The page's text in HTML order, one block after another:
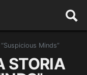
Minds”
STORIA